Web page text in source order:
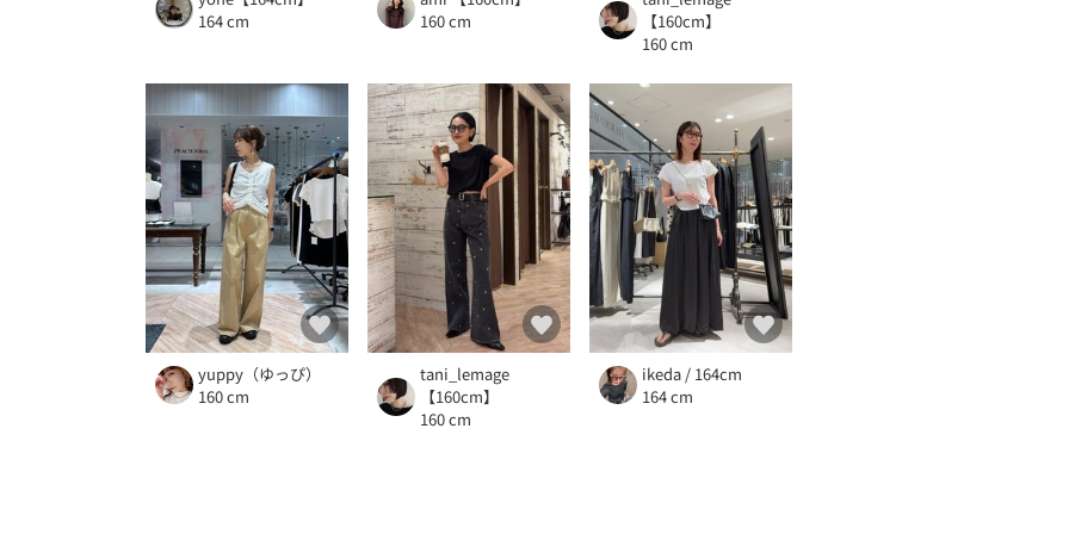
164 cm
160 cm
【160cm】
160 cm
yuppy（ゆっぴ）
160 cm
tani_lemage
【160cm】
160 cm
ikeda / 164cm
164 cm